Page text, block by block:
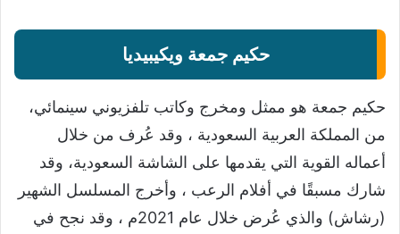
حكيم جمعة ويكيبيديا
حكيم جمعة هو ممثل ومخرج وكاتب تلفزيوني سينمائي،
من المملكة العربية السعودية ، وقد عُرف من خلال
أعماله القوية التي يقدمها على الشاشة السعودية، وقد
شارك مسبقًا في أفلام الرعب ، وأخرج المسلسل الشهير
(رشاش) والذي عُرض خلال عام 2021م ، وقد نجح في